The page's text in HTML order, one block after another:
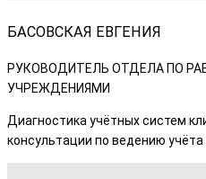
БАСОВСКАЯ ЕВГЕНИЯ
РУКОВОДИТЕЛЬ ОТДЕЛА ПО
УЧРЕЖДЕНИЯМИ
Диагностика учётных систем
консультации по ведению